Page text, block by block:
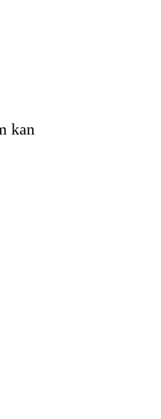
kan